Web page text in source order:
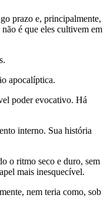
prazo e, principalmente,
é que eles cultivem em
apocalíptica.
poder evocativo. Há
interno. Sua história
o ritmo seco e duro, sem
mais inesquecível.
nem teria como, sob